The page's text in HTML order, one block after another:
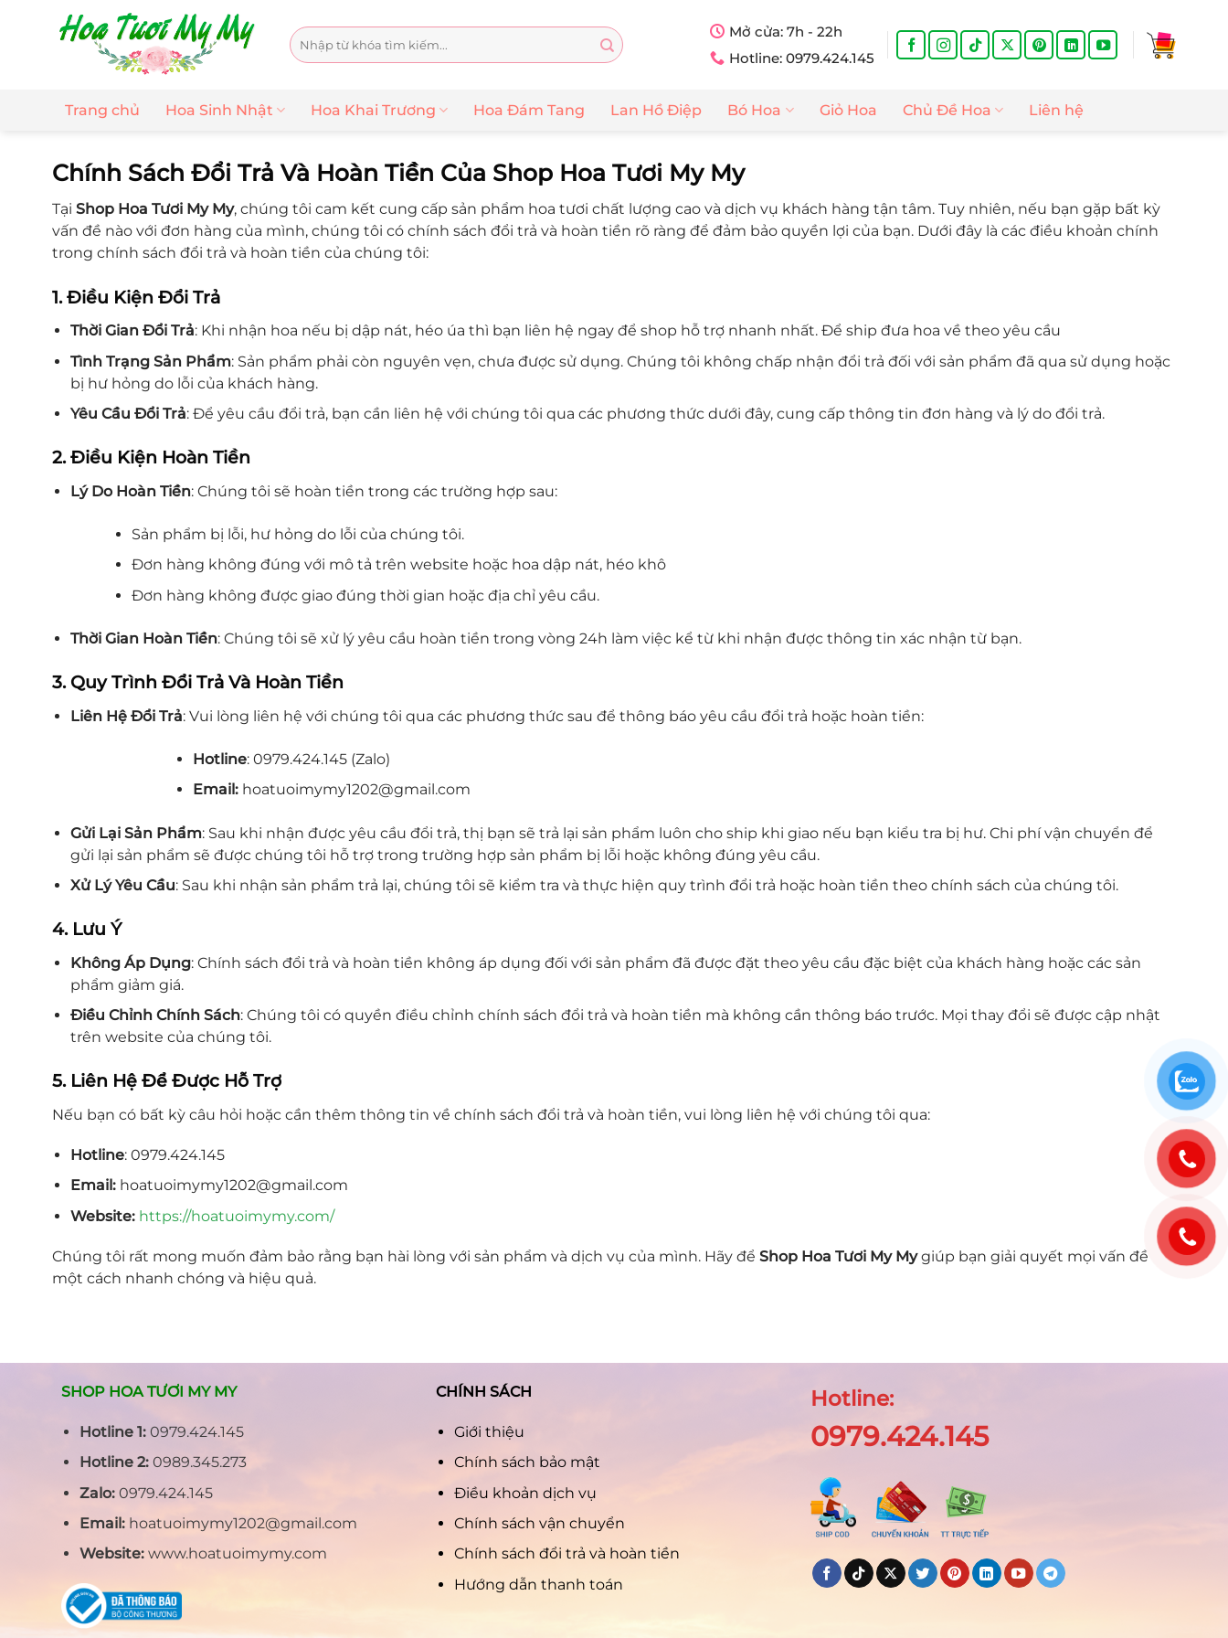
Tìm
kiếm:
Mở cửa: 7h - 22h
Hotline: 0979.424.145
Trang chủ Hoa Sinh Nhật Hoa Khai Trương Hoa Đám Tang Lan Hồ Điệp Bó Hoa Giỏ Hoa Chủ Đề Hoa Liên hệ
Chính Sách Đổi Trả Và Hoàn Tiền Của Shop Hoa Tươi My My
Tại Shop Hoa Tươi My My, chúng tôi cam kết cung cấp sản phẩm hoa tươi chất lượng cao và dịch vụ khách hàng tận tâm. Tuy nhiên, nếu bạn gặp bất kỳ
vấn đề nào với đơn hàng của mình, chúng tôi có chính sách đổi trả và hoàn tiền rõ ràng để đảm bảo quyền lợi của bạn. Dưới đây là các điều khoản chính
trong chính sách đổi trả và hoàn tiền của chúng tôi:
1. Điều Kiện Đổi Trả
Thời Gian Đổi Trả: Khi nhận hoa nếu bị dập nát, héo úa thì bạn liên hệ ngay để shop hỗ trợ nhanh nhất. Để ship đưa hoa về theo yêu cầu
Tình Trạng Sản Phẩm: Sản phẩm phải còn nguyên vẹn, chưa được sử dụng. Chúng tôi không chấp nhận đổi trả đối với sản phẩm đã qua sử dụng hoặc
bị hư hỏng do lỗi của khách hàng.
Yêu Cầu Đổi Trả: Để yêu cầu đổi trả, bạn cần liên hệ với chúng tôi qua các phương thức dưới đây, cung cấp thông tin đơn hàng và lý do đổi trả.
2. Điều Kiện Hoàn Tiền
Lý Do Hoàn Tiền: Chúng tôi sẽ hoàn tiền trong các trường hợp sau:
Sản phẩm bị lỗi, hư hỏng do lỗi của chúng tôi.
Đơn hàng không đúng với mô tả trên website hoặc hoa dập nát, héo khô
Đơn hàng không được giao đúng thời gian hoặc địa chỉ yêu cầu.
Thời Gian Hoàn Tiền: Chúng tôi sẽ xử lý yêu cầu hoàn tiền trong vòng 24h làm việc kể từ khi nhận được thông tin xác nhận từ bạn.
3. Quy Trình Đổi Trả Và Hoàn Tiền
Liên Hệ Đổi Trả: Vui lòng liên hệ với chúng tôi qua các phương thức sau để thông báo yêu cầu đổi trả hoặc hoàn tiền:
Hotline: 0979.424.145 (Zalo)
Email:hoatuoimymy1202@gmail.com
Gửi Lại Sản Phẩm: Sau khi nhận được yêu cầu đổi trả, thị bạn sẽ trả lại sản phẩm luôn cho ship khi giao nếu bạn kiểu tra bị hư. Chi phí vận chuyển để
gửi lại sản phẩm sẽ được chúng tôi hỗ trợ trong trường hợp sản phẩm bị lỗi hoặc không đúng yêu cầu.
Xử Lý Yêu Cầu: Sau khi nhận sản phẩm trả lại, chúng tôi sẽ kiểm tra và thực hiện quy trình đổi trả hoặc hoàn tiền theo chính sách của chúng tôi.
4. Lưu Ý
Không Áp Dụng: Chính sách đổi trả và hoàn tiền không áp dụng đối với sản phẩm đã được đặt theo yêu cầu đặc biệt của khách hàng hoặc các sản
phẩm giảm giá.
Điều Chỉnh Chính Sách: Chúng tôi có quyền điều chỉnh chính sách đổi trả và hoàn tiền mà không cần thông báo trước. Mọi thay đổi sẽ được cập nhật
trên website của chúng tôi.
5. Liên Hệ Để Được Hỗ Trợ
Nếu bạn có bất kỳ câu hỏi hoặc cần thêm thông tin về chính sách đổi trả và hoàn tiền, vui lòng liên hệ với chúng tôi qua:
Hotline: 0979.424.145
Email: hoatuoimymy1202@gmail.com
Website: https://hoatuoimymy.com/
Chúng tôi rất mong muốn đảm bảo rằng bạn hài lòng với sản phẩm và dịch vụ của mình. Hãy để Shop Hoa Tươi My Mygiúp bạn giải quyết mọi vấn đề
một cách nhanh chóng và hiệu quả.
SHOP HOA TƯƠI MY MY
Hotline 1: 0979.424.145
Hotline 2: 0989.345.273
Zalo: 0979.424.145
Email: hoatuoimymy1202@gmail.com
Website: www.hoatuoimymy.com
CHÍNH SÁCH
Giới thiệu
Chính sách bảo mật
Điều khoản dịch vụ
Chính sách vận chuyển
Chính sách đổi trả và hoàn tiền
Hướng dẫn thanh toán
Hotline:
0979.424.145